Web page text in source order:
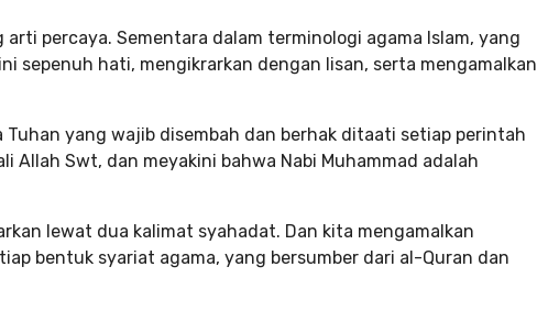
percaya. Sementara dalam terminologi agama Islam, yang
sepenuh hati, mengikrarkan dengan lisan, serta mengamalkan
yang wajib disembah dan berhak ditaati setiap perintah
Allah Swt, dan meyakini bahwa Nabi Muhammad adalah
lewat dua kalimat syahadat. Dan kita mengamalkan
bentuk syariat agama, yang bersumber dari al-Quran dan